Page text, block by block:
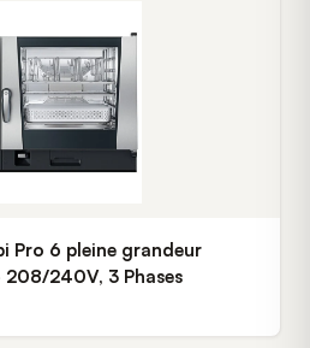
Pro 6 pleine grandeur
240V, 3 Phases